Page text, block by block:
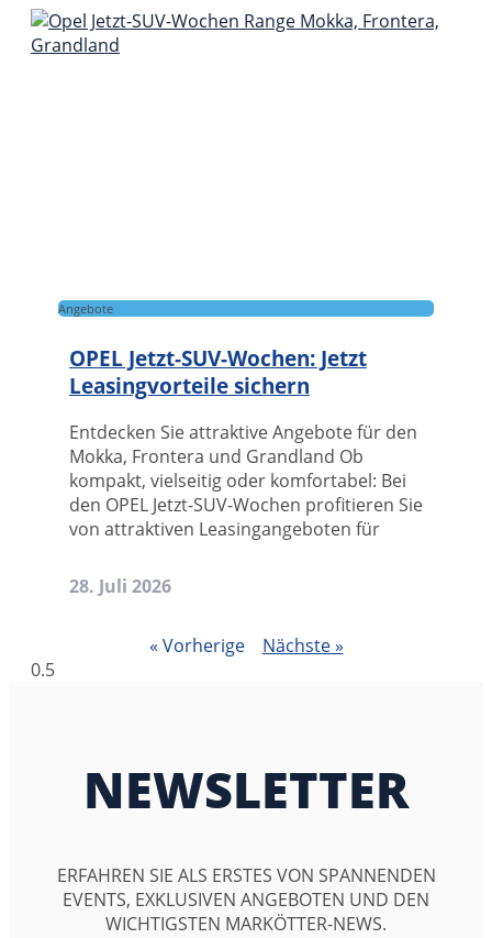
Angebote
OPEL Jetzt-SUV-Wochen: Jetzt
Leasingvorteile sichern
Entdecken Sie attraktive Angebote für den
Mokka, Frontera und Grandland Ob
kompakt, vielseitig oder komfortabel: Bei
den OPEL Jetzt-SUV-Wochen profitieren Sie
von attraktiven Leasingangeboten für
28. Juli 2026
« Vorherige Nächste »
NEWSLETTER
ERFAHREN SIE ALS ERSTES VON SPANNENDEN
EVENTS, EXKLUSIVEN ANGEBOTEN UND DEN
WICHTIGSTEN MARKÖTTER-NEWS.